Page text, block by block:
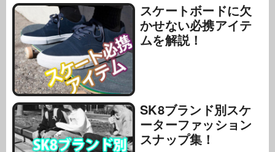
スケートボードに欠
かせない必携アイテ
ムを解説！
SK8ブランド別スケ
ーターファッション
スナップ集！